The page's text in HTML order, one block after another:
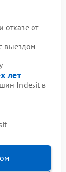
отказе от
выездом
лет
Indesit в